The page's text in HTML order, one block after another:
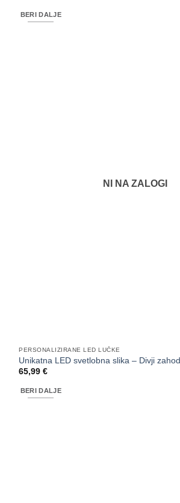
BERI DALJE
NI NA ZALOGI
PERSONALIZIRANE LED LUČKE
Unikatna LED svetlobna slika – Divji zahod
65,99€
BERI DALJE